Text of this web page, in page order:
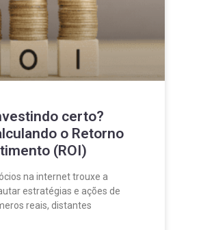
certo?
o Retorno
(ROI)
na internet trouxe a
estratégias e ações de
reais, distantes